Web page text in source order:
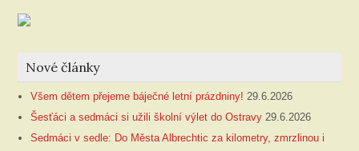
Nové články
Všem dětem přejeme báječné letní prázdniny! 29.6.2026
Šesťáci a sedmáci si užili školní výlet do Ostravy 29.6.2026
Sedmáci v sedle: Do Města Albrechtic za kilometry, zmrzlinou i